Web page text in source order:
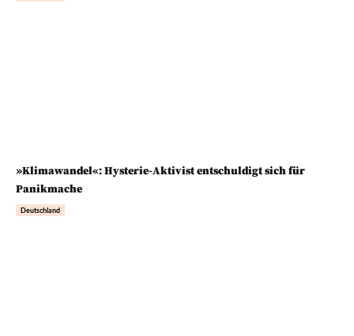
»Klimawandel«: Hysterie-Aktivist entschuldigt sich für
Panikmache
Deutschland